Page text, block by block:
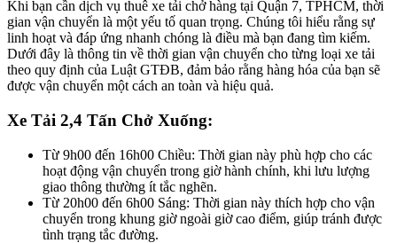
Khi bạn cần dịch vụ thuê xe tải chở hàng tại Quận 7, TPHCM, thời
gian vận chuyển là một yếu tố quan trọng. Chúng tôi hiểu rằng sự
linh hoạt và đáp ứng nhanh chóng là điều mà bạn đang tìm kiếm.
Dưới đây là thông tin về thời gian vận chuyển cho từng loại xe tải
theo quy định của Luật GTĐB, đảm bảo rằng hàng hóa của bạn sẽ
được vận chuyển một cách an toàn và hiệu quả.
Xe Tải 2,4 Tấn Chở Xuống:
Từ 9h00 đến 16h00 Chiều: Thời gian này phù hợp cho các
hoạt động vận chuyển trong giờ hành chính, khi lưu lượng
giao thông thường ít tắc nghẽn.
Từ 20h00 đến 6h00 Sáng: Thời gian này thích hợp cho vận
chuyển trong khung giờ ngoài giờ cao điểm, giúp tránh được
tình trạng tắc đường.